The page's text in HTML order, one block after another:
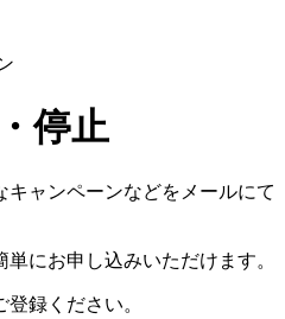
停止
キャンペーンなどをメールにて
にお申し込みいただけます。
録ください。